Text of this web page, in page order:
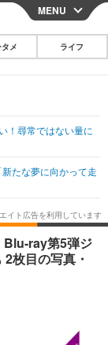
CLOSE
その他
国・芸能
スポーツ
グルメ
ッピング
MENU
タメ ライフ
！尋常ではない量に
たな夢に向かって走
Blu-ray第5弾ジ
枚目の写真・